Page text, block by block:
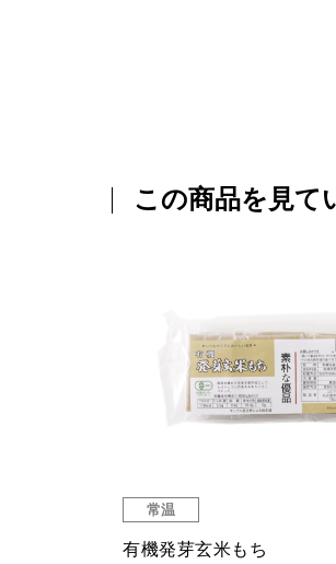
この商品を見て
常温
有機発芽玄米もち